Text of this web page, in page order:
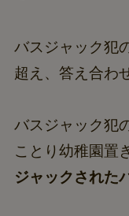
バスジャック犯
超え、答え合わ
バスジャック犯
ことり幼稚園置
ジャックされた